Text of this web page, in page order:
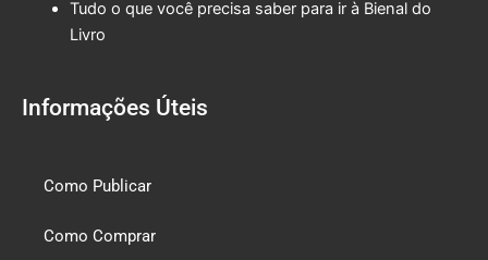
Tudo o que você precisa saber para ir à Bienal do
Livro
Informações Úteis
Como Publicar
Como Comprar